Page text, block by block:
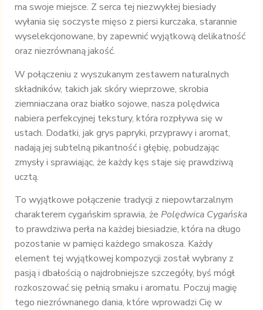
ma swoje miejsce. Z serca tej niezwykłej biesiady
wyłania się soczyste mięso z piersi kurczaka, starannie
wyselekcjonowane, by zapewnić wyjątkową delikatność
oraz niezrównaną jakość.
W połączeniu z wyszukanym zestawem naturalnych
składników, takich jak skóry wieprzowe, skrobia
ziemniaczana oraz białko sojowe, nasza polędwica
nabiera perfekcyjnej tekstury, która rozpływa się w
ustach. Dodatki, jak grys papryki, przyprawy i aromat,
nadają jej subtelną pikantność i głębię, pobudzając
zmysły i sprawiając, że każdy kęs staje się prawdziwą
ucztą.
To wyjątkowe połączenie tradycji z niepowtarzalnym
charakterem cygańskim sprawia, że Polędwica Cygańska
to prawdziwa perła na każdej biesiadzie, która na długo
pozostanie w pamięci każdego smakosza. Każdy
element tej wyjątkowej kompozycji został wybrany z
pasją i dbałością o najdrobniejsze szczegóły, byś mógł
rozkoszować się pełnią smaku i aromatu. Poczuj magię
tego niezrównanego dania, które wprowadzi Cię w